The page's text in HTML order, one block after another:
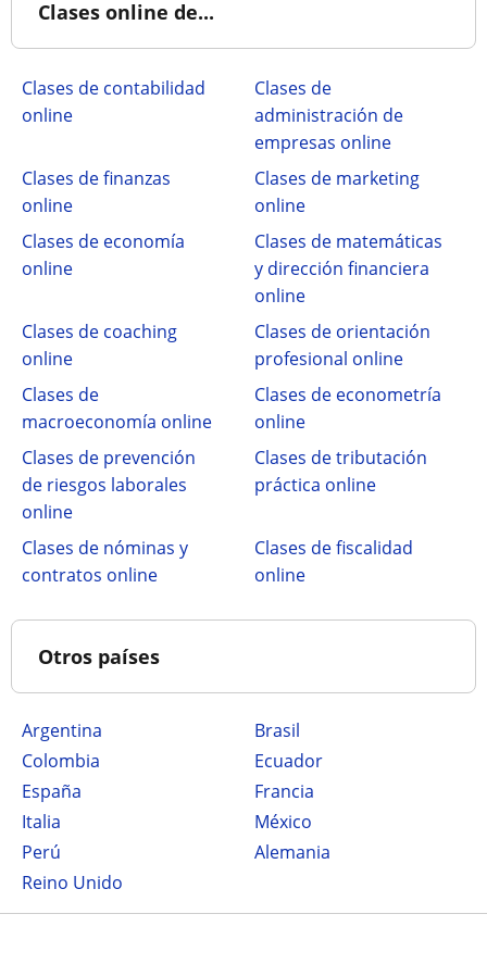
Clases online de...
Clases de contabilidad
online
Clases de
administración de
empresas online
Clases de finanzas
online
Clases de marketing
online
Clases de economía
online
Clases de matemáticas
y dirección financiera
online
Clases de coaching
online
Clases de orientación
profesional online
Clases de
macroeconomía online
Clases de econometría
online
Clases de prevención
de riesgos laborales
online
Clases de tributación
práctica online
Clases de nóminas y
contratos online
Clases de fiscalidad
online
Otros países
Argentina
Brasil
Colombia
Ecuador
España
Francia
Italia
México
Perú
Alemania
Reino Unido